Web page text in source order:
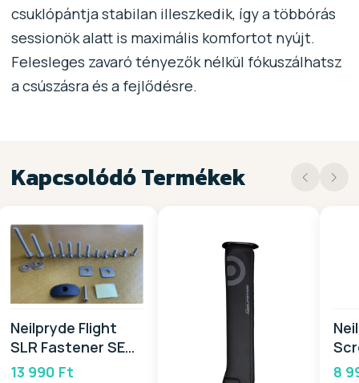
csuklópántja stabilan illeszkedik, így a többórás
sessionök alatt is maximális komfortot nyújt.
Felesleges zavaró tényezők nélkül fókuszálhatsz
a csúszásra és a fejlődésre.
Kapcsolódó Termékek
Neilpryde Flight
SLR Fastener SET
2026
13 990 Ft
8